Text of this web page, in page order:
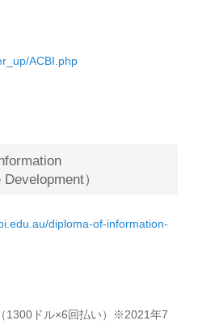
ACBI.php
）
diploma-of-information-
1300ドル×6回払い）※2021年7